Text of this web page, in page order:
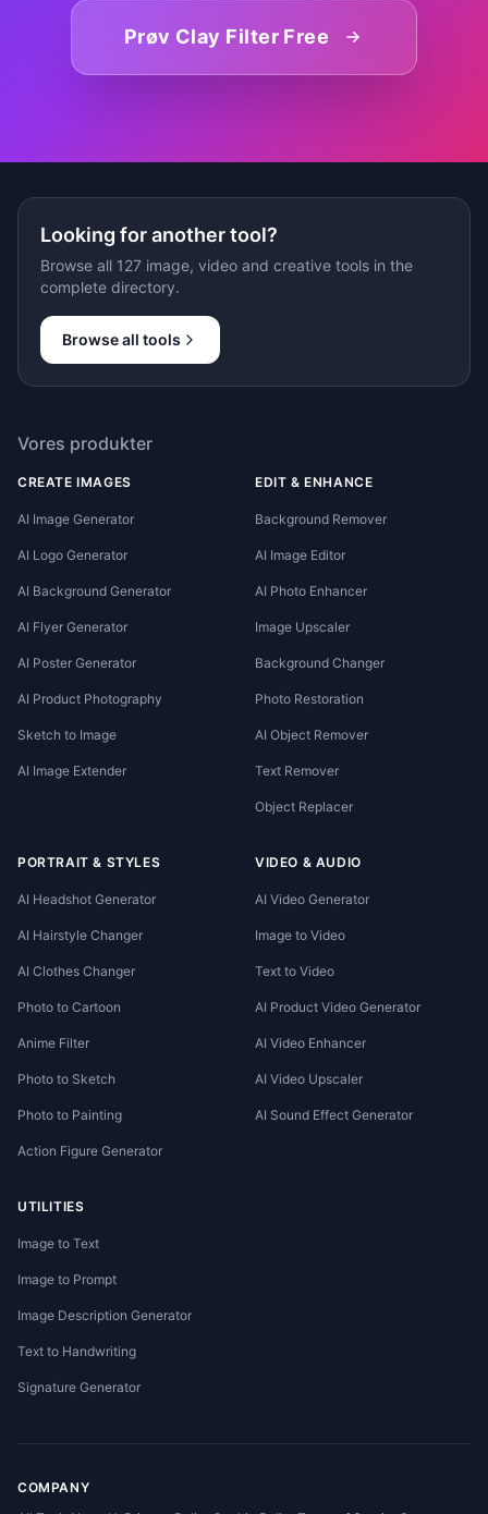
Prøv Clay Filter Free
Looking for another tool?
Browse all 127 image, video and creative tools in the
complete directory.
Browse all tools
Vores produkter
CREATE IMAGES
AI Image Generator
AI Logo Generator
AI Background Generator
AI Flyer Generator
AI Poster Generator
AI Product Photography
Sketch to Image
AI Image Extender
EDIT & ENHANCE
Background Remover
AI Image Editor
AI Photo Enhancer
Image Upscaler
Background Changer
Photo Restoration
AI Object Remover
Text Remover
Object Replacer
PORTRAIT & STYLES
AI Headshot Generator
AI Hairstyle Changer
AI Clothes Changer
Photo to Cartoon
Anime Filter
Photo to Sketch
Photo to Painting
Action Figure Generator
VIDEO & AUDIO
AI Video Generator
Image to Video
Text to Video
AI Product Video Generator
AI Video Enhancer
AI Video Upscaler
AI Sound Effect Generator
UTILITIES
Image to Text
Image to Prompt
Image Description Generator
Text to Handwriting
Signature Generator
COMPANY